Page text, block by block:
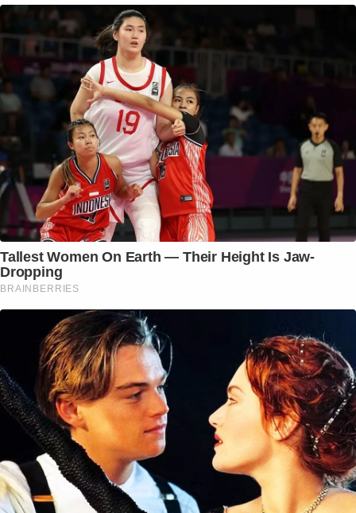
Tallest Women On Earth — Their Height Is Jaw-
Dropping
BRAINBERRIES